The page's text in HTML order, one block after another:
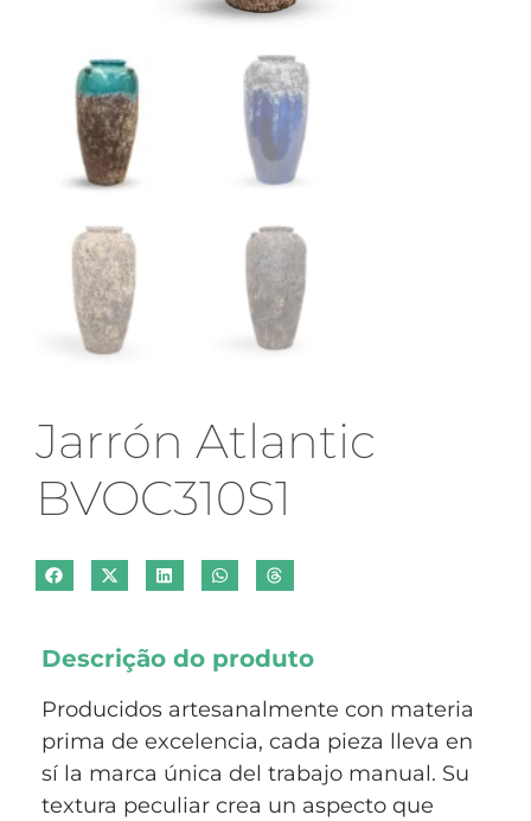
Jarrón Atlantic
BVOC310S1
Descrição do produto
Producidos artesanalmente con materia
prima de excelencia, cada pieza lleva en
sí la marca única del trabajo manual. Su
textura peculiar crea un aspecto que